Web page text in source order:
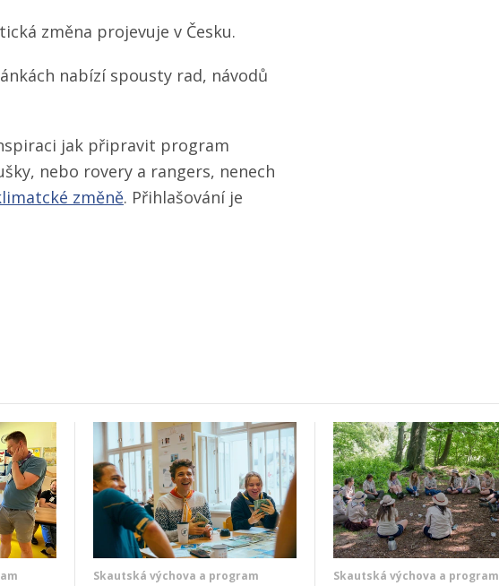
změna projevuje v Česku.
nabízí spousty rad, návodů
jak připravit program
nebo rovery a rangers, nenech
změně. Přihlašování je
Skautská výchova a program Skautská výchova a program